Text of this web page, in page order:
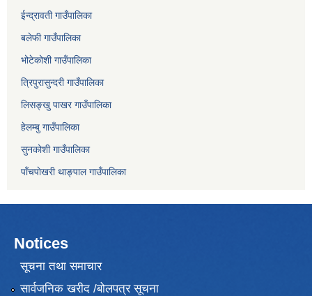
ईन्द्रावती गाउँपालिका
बलेफी गाउँपालिका
भोटेकोशी गाउँपालिका
त्रिपुरासुन्दरी गाउँपालिका
लिसङ्खु पाखर गाउँपालिका
हेलम्बु गाउँपालिका
सुनकोशी गाउँपालिका
पाँचपाेखरी थाङ्पाल गाउँपालिका
Notices
सूचना तथा समाचार
सार्वजनिक खरीद /बोलपत्र सूचना